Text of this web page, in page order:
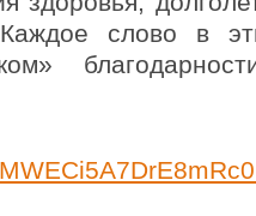
Каждое слово в